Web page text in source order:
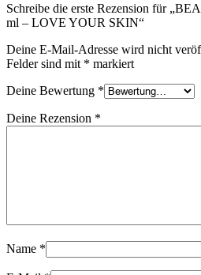
Schreibe die erste Rezension für
ml – LOVE YOUR SKIN“
Deine E-Mail-Adresse wird nicht
Felder sind mit * markiert
Deine Bewertung *
Deine Rezension *
Name *